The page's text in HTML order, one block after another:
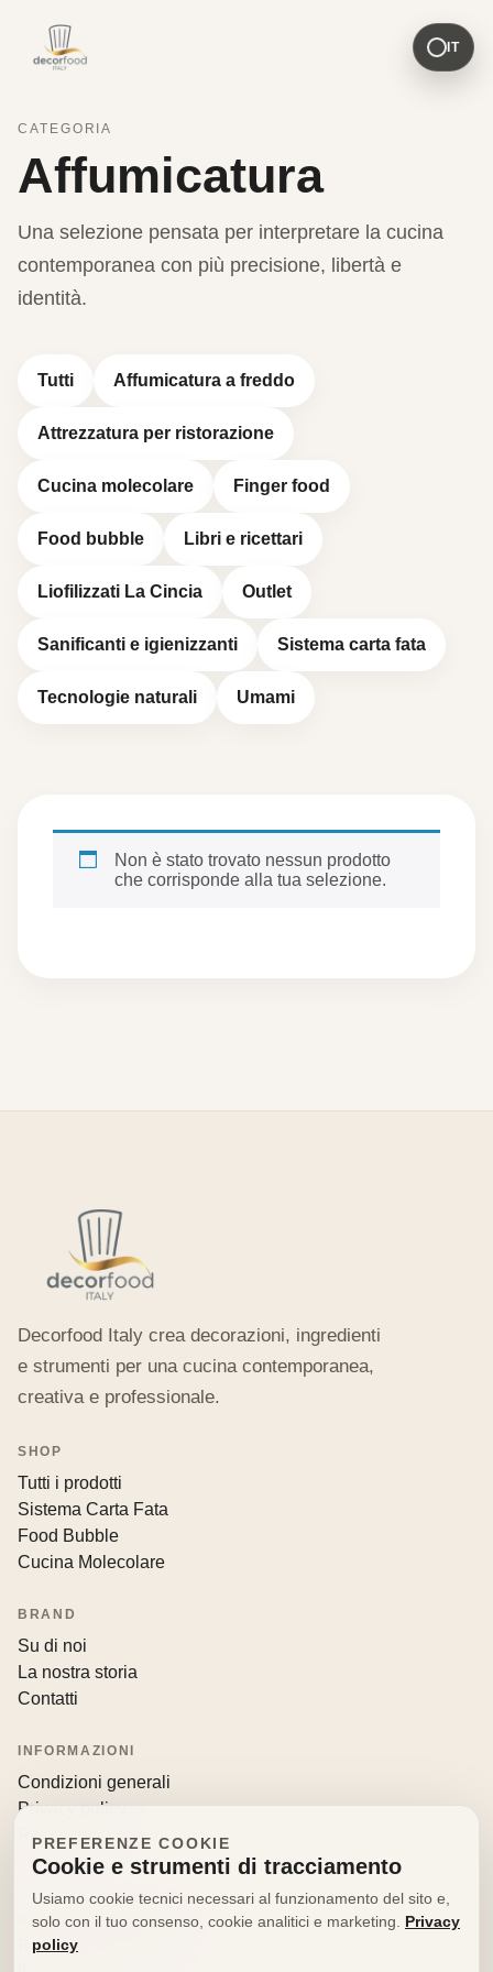
IT
CATEGORIA
Affumicatura
Una selezione pensata per interpretare la cucina
contemporanea con più precisione, libertà e
identità.
Tutti Affumicatura a freddo
Attrezzatura per ristorazione
Cucina molecolare Finger food
Food bubble Libri e ricettari
Liofilizzati La Cincia Outlet
Sanificanti e igienizzanti Sistema carta fata
Tecnologie naturali Umami
Non è stato trovato nessun prodotto
che corrisponde alla tua selezione.
Decorfood Italy crea decorazioni, ingredienti
e strumenti per una cucina contemporanea,
creativa e professionale.
SHOP
Tutti i prodotti
Sistema Carta Fata
Food Bubble
Cucina Molecolare
BRAND
Su di noi
La nostra storia
Contatti
INFORMAZIONI
Condizioni generali
Privacy policy
Resi e recessi
info@decorfooditaly.it
Richiedi informazioni
PREFERENZE COOKIE
Cookie e strumenti di tracciamento
Usiamo cookie tecnici necessari al funzionamento del sito e,
solo con il tuo consenso, cookie analitici e marketing. Privacy
policy